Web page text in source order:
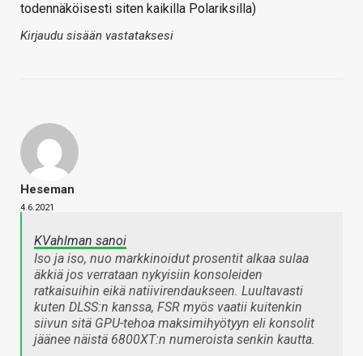
todennäköisesti siten kaikilla Polariksilla)
Kirjaudu sisään vastataksesi
Heseman
4.6.2021
KVahlman sanoi
Iso ja iso, nuo markkinoidut prosentit alkaa sulaa
äkkiä jos verrataan nykyisiin konsoleiden
ratkaisuihin eikä natiivirendaukseen. Luultavasti
kuten DLSS:n kanssa, FSR myös vaatii kuitenkin
siivun sitä GPU-tehoa maksimihyötyyn eli konsolit
jäänee näistä 6800XT:n numeroista senkin kautta.